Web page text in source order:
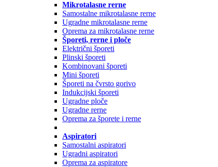
Mikrotalasne rerne
Samostalne mikrotalasne rerne
Ugradne mikrotalasne rerne
Oprema za mikrotalasne rerne
Šporeti, rerne i ploče
Električni šporeti
Plinski šporeti
Kombinovani šporeti
Mini šporeti
Šporeti na čvrsto gorivo
Indukcijski šporeti
Ugradne ploče
Ugradne rerne
Oprema za šporete i rerne
Aspiratori
Samostalni aspiratori
Ugradni aspiratori
Oprema za aspiratore